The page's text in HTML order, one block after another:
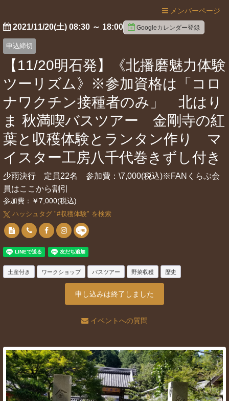
メンバーページ
2021/11/20(土) 08:30 ～ 18:00 Googleカレンダー登録
申込締切
【11/20明石発】《北播磨魅力体験
ツーリズム》※参加資格は「コロ
ナワクチン接種者のみ」 北はり
ま 秋満喫バスツアー 金剛寺の紅
葉と収穫体験とランタン作り マ
イスター工房八千代巻きずし付き
少雨決行 定員22名 参加費：\7,000(税込)※FANくらぶ会
員はここから割引
参加費：￥7,000(税込)
ハッシュタグ "#収穫体験" を検索
土産付き ワークショップ バスツアー 野菜収穫 歴史
申し込みは終了しました
イベントへの質問